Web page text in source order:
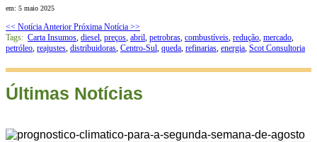
em: 5 maio 2025
<< Notícia Anterior Próxima Notícia >>
Tags: Carta Insumos, diesel, preços, abril, petrobras, combustíveis, redução, mercado,
petróleo, reajustes, distribuidoras, Centro-Sul, queda, refinarias, energia, Scot Consultoria
Últimas Notícias